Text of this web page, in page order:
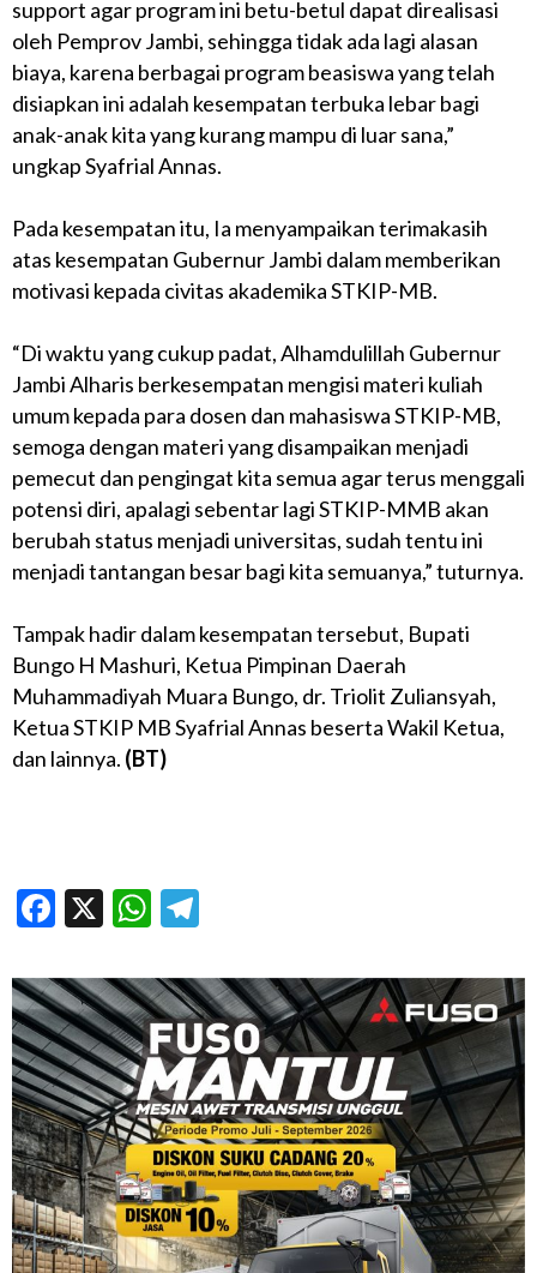
support agar program ini betu-betul dapat direalisasi
oleh Pemprov Jambi, sehingga tidak ada lagi alasan
biaya, karena berbagai program beasiswa yang telah
disiapkan ini adalah kesempatan terbuka lebar bagi
anak-anak kita yang kurang mampu di luar sana,”
ungkap Syafrial Annas.
Pada kesempatan itu, Ia menyampaikan terimakasih
atas kesempatan Gubernur Jambi dalam memberikan
motivasi kepada civitas akademika STKIP-MB.
“Di waktu yang cukup padat, Alhamdulillah Gubernur
Jambi Alharis berkesempatan mengisi materi kuliah
umum kepada para dosen dan mahasiswa STKIP-MB,
semoga dengan materi yang disampaikan menjadi
pemecut dan pengingat kita semua agar terus menggali
potensi diri, apalagi sebentar lagi STKIP-MMB akan
berubah status menjadi universitas, sudah tentu ini
menjadi tantangan besar bagi kita semuanya,” tuturnya.
Tampak hadir dalam kesempatan tersebut, Bupati
Bungo H Mashuri, Ketua Pimpinan Daerah
Muhammadiyah Muara Bungo, dr. Triolit Zuliansyah,
Ketua STKIP MB Syafrial Annas beserta Wakil Ketua,
dan lainnya. (BT)
Facebook
X WhatsApp